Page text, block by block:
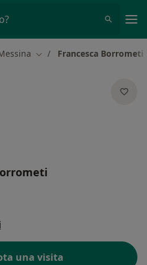
Cambia città
Francesca Borrometi
una visita